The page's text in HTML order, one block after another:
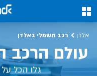
0
אלדן רכב חשמלי באלדן
עולם הרכב
גלו הכל
הכל על רכב חשמלי, שימושים,